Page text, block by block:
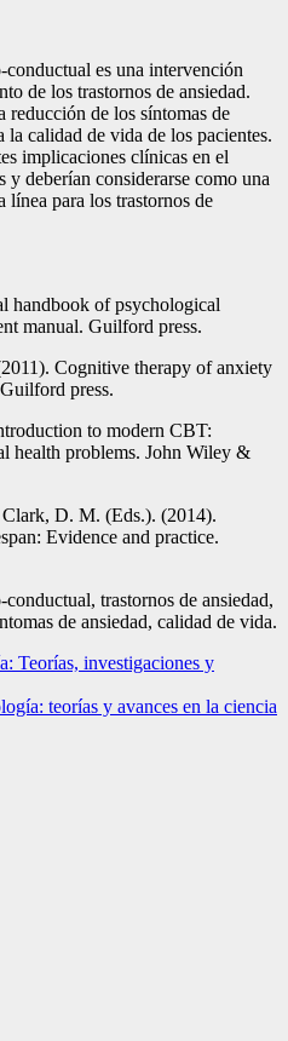
es una intervención
de los trastornos de ansiedad.
reducción de los síntomas de
la calidad de vida de los pacientes.
implicaciones clínicas en el
y deberían considerarse como una
línea para los trastornos de
handbook of psychological
manual. Guilford press.
Cognitive therapy of anxiety
press.
to modern CBT:
health problems. John Wiley &
D. M. (Eds.). (2014).
Evidence and practice.
trastornos de ansiedad,
de ansiedad, calidad de vida.
Teorías, investigaciones y
teorías y avances en la ciencia